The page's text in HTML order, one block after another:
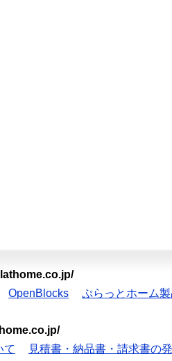
OpenBlocks ぷらっとホーム製
て 見積書・納品書・請求書の